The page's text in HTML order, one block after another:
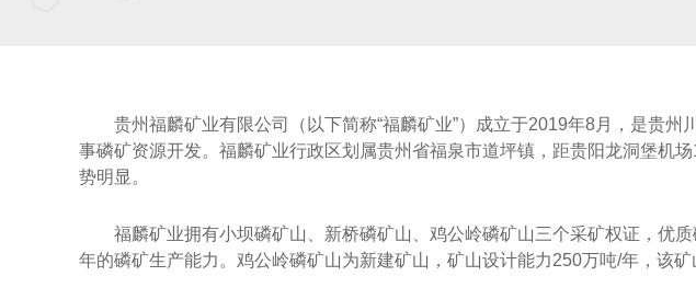
贵州福麟矿业有限公司（以下简称“福麟矿业”）成立于2019年8月，是贵
事磷矿资源开发。福麟矿业行政区划属贵州省福泉市道坪镇，距贵阳龙洞堡机
势明显。
福麟矿业拥有小坝磷矿山、新桥磷矿山、鸡公岭磷矿山三个采矿权证，优
年的磷矿生产能力。鸡公岭磷矿山为新建矿山，矿山设计能力250万吨/年，该